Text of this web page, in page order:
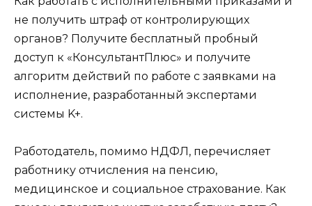
не получить штраф от контролирующих
органов? Получите бесплатный пробный
доступ к «КонсультантПлюс» и получите
алгоритм действий по работе с заявками на
исполнение, разработанный экспертами
системы K+.
Работодатель, помимо НДФЛ, перечисляет
работнику отчисления на пенсию,
медицинское и социальное страхование. Как